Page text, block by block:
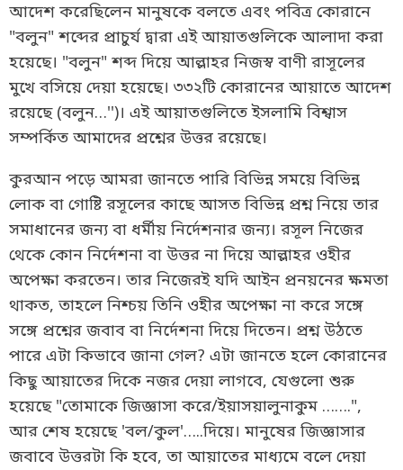
আদেশ করেছিলেন মানুষকে বলতে এবং পবিত্র কোরানে
"বলুন" শব্দের প্রাচুর্য দ্বারা এই আয়াতগুলিকে আলাদা করা
হয়েছে। "বলুন" শব্দ দিয়ে আল্লাহর নিজস্ব বাণী রাসূলের
মুখে বসিয়ে দেয়া হয়েছে। ৩৩২টি কোরানের আয়াতে আদেশ
রয়েছে (বলুন…'')। এই আয়াতগুলিতে ইসলামি বিশ্বাস
সম্পর্কিত আমাদের প্রশ্নের উত্তর রয়েছে।
কুরআন পড়ে আমরা জানতে পারি বিভিন্ন সময়ে বিভিন্ন
লোক বা গোষ্টি রসূলের কাছে আসত বিভিন্ন প্রশ্ন নিয়ে তার
সমাধানের জন্য বা ধর্মীয় নির্দেশনার জন্য। রসূল নিজের
থেকে কোন নির্দেশনা বা উত্তর না দিয়ে আল্লাহর ওহীর
অপেক্ষা করতেন। তার নিজেরই যদি আইন প্রনয়নের ক্ষমতা
থাকত, তাহলে নিশ্চয় তিনি ওহীর অপেক্ষা না করে সঙ্গে
সঙ্গে প্রশ্নের জবাব বা নির্দেশনা দিয়ে দিতেন। প্রশ্ন উঠতে
পারে এটা কিভাবে জানা গেল? এটা জানতে হলে কোরানের
কিছু আয়াতের দিকে নজর দেয়া লাগবে, যেগুলো শুরু
হয়েছে "তোমাকে জিজ্ঞাসা করে/ইয়াসয়ালুনাকুম …….",
আর শেষ হয়েছে 'বল/কুল'…..দিয়ে। মানুষের জিজ্ঞাসার
জবাবে উত্তরটা কি হবে, তা আয়াতের মাধ্যমে বলে দেয়া